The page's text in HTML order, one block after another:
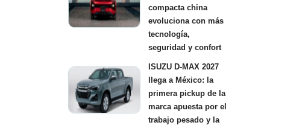
compacta china
evoluciona con más
tecnología,
seguridad y confort
ISUZU D-MAX 2027
llega a México: la
primera pickup de la
marca apuesta por el
trabajo pesado y la